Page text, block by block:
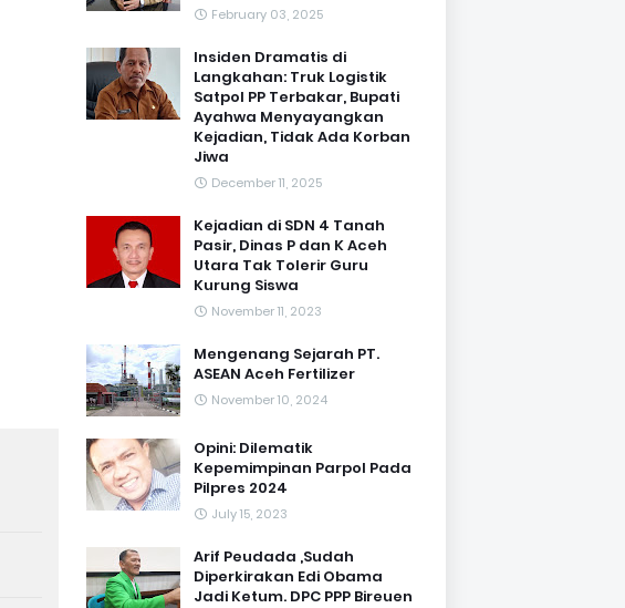
February 03, 2025
Insiden Dramatis di
Langkahan: Truk Logistik
Satpol PP Terbakar, Bupati
Ayahwa Menyayangkan
Kejadian, Tidak Ada Korban
Jiwa
December 11, 2025
Kejadian di SDN 4 Tanah
Pasir, Dinas P dan K Aceh
Utara Tak Tolerir Guru
Kurung Siswa
November 11, 2023
Mengenang Sejarah PT.
ASEAN Aceh Fertilizer
November 10, 2024
Opini: Dilematik
Kepemimpinan Parpol Pada
Pilpres 2024
July 15, 2023
Arif Peudada ,Sudah
Diperkirakan Edi Obama
Jadi Ketum. DPC PPP Bireuen